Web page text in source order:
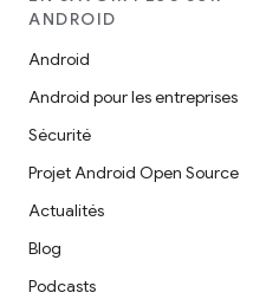
ANDROID
Android
Android pour les entreprises
Sécurité
Projet Android Open Source
Actualités
Blog
Podcasts